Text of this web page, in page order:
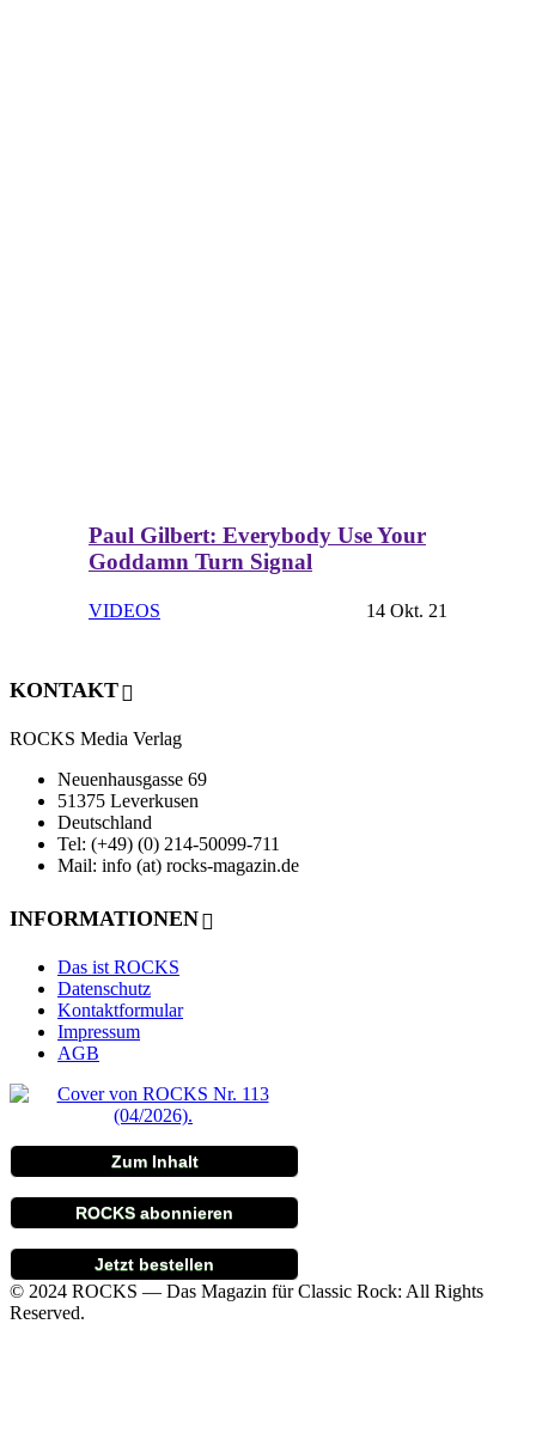
Paul Gilbert: Everybody Use Your
Goddamn Turn Signal
VIDEOS 14 Okt. 21
KONTAKT
ROCKS Media Verlag
Neuenhausgasse 69
51375 Leverkusen
Deutschland
Tel: (+49) (0) 214-50099-711
Mail: info (at) rocks-magazin.de
INFORMATIONEN
Das ist ROCKS
Datenschutz
Kontaktformular
Impressum
AGB
Zum Inhalt
ROCKS abonnieren
Jetzt bestellen
© 2024 ROCKS — Das Magazin für Classic Rock: All Rights
Reserved.